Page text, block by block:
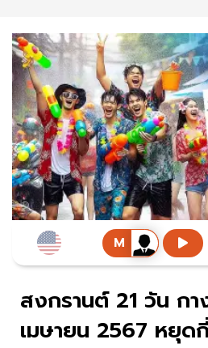
สงกรานต์ 21 วัน ก
เมษายน 2567 หยุด